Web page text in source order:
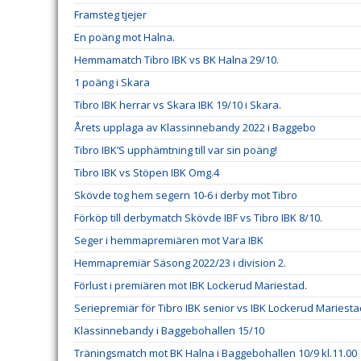
Framsteg tjejer
En poäng mot Halna.
Hemmamatch Tibro IBK vs BK Halna 29/10.
1 poäng i Skara
Tibro IBK herrar vs Skara IBK 19/10 i Skara.
Årets upplaga av Klassinnebandy 2022 i Baggebo
Tibro IBK’S upphämtning till var sin poäng!
Tibro IBK vs Stöpen IBK Omg.4
Skövde tog hem segern 10-6 i derby mot Tibro
Förköp till derbymatch Skövde IBF vs Tibro IBK 8/10.
Seger i hemmapremiären mot Vara IBK
Hemmapremiär Säsong 2022/23 i division 2.
Förlust i premiären mot IBK Lockerud Mariestad.
Seriepremiär för Tibro IBK senior vs IBK Lockerud
Klassinnebandy i Baggebohallen 15/10
Träningsmatch mot BK Halna i Baggebohallen 10/9 kl.11.00